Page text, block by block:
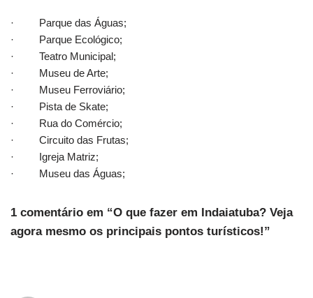
· Parque das Águas;
· Parque Ecológico;
· Teatro Municipal;
· Museu de Arte;
· Museu Ferroviário;
· Pista de Skate;
· Rua do Comércio;
· Circuito das Frutas;
· Igreja Matriz;
· Museu das Águas;
1 comentário em “O que fazer em Indaiatuba? Veja
agora mesmo os principais pontos turísticos!”